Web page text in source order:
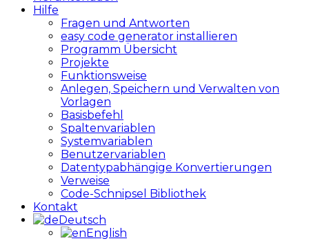
Hilfe
Fragen und Antworten
easy code generator installieren
Programm Übersicht
Projekte
Funktionsweise
Anlegen, Speichern und Verwalten von
Vorlagen
Basisbefehl
Spaltenvariablen
Systemvariablen
Benutzervariablen
Datentypabhängige Konvertierungen
Verweise
Code-Schnipsel Bibliothek
Kontakt
Deutsch
English